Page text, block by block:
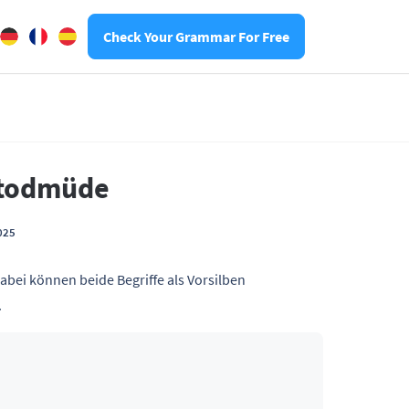
Check Your Grammar For Free
können beide Begriffe als Vorsilben